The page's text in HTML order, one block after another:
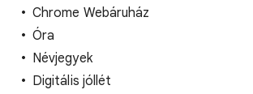
Chrome Webáruház
Óra
Névjegyek
Digitális jóllét